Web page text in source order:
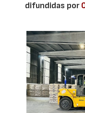
difundidas por